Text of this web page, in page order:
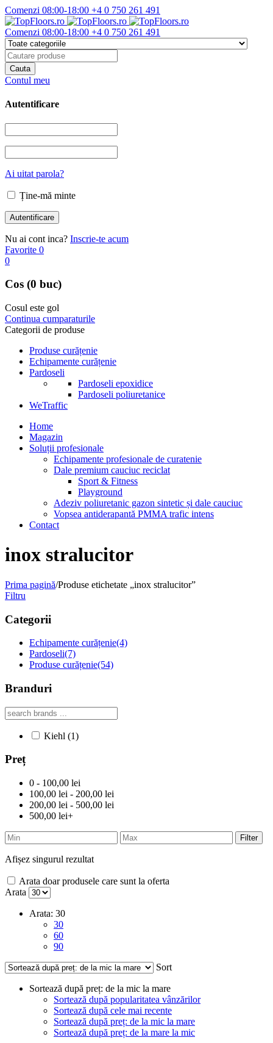
Comenzi 08:00-18:00 +4 0 750 261 491
Comenzi 08:00-18:00 +4 0 750 261 491
Contul meu
Autentificare
Ai uitat parola?
Ține-mă minte
Nu ai cont inca? Inscrie-te acum
Favorite 0
0
Cos (0 buc)
Cosul este gol
Continua cumparaturile
Categorii de produse
Produse curățenie
Echipamente curățenie
Pardoseli
Pardoseli epoxidice
Pardoseli poliuretanice
WeTraffic
Home
Magazin
Soluții profesionale
Echipamente profesionale de curatenie
Dale premium cauciuc reciclat
Sport & Fitness
Playground
Adeziv poliuretanic gazon sintetic și dale cauciuc
Vopsea antiderapantă PMMA trafic intens
Contact
inox stralucitor
Prima pagină/Produse etichetate „inox stralucitor”
Filtru
Categorii
Echipamente curățenie(4)
Pardoseli(7)
Produse curățenie(54)
Branduri
Kiehl (1)
Preț
0 - 100,00 lei
100,00 lei - 200,00 lei
200,00 lei - 500,00 lei
500,00 lei+
Filter
Afișez singurul rezultat
Arata doar produsele care sunt la oferta
Arata
Arata: 30
30
60
90
Sort
Sortează după preț: de la mic la mare
Sortează după popularitatea vânzărilor
Sortează după cele mai recente
Sortează după preț: de la mic la mare
Sortează după preț: de la mare la mic